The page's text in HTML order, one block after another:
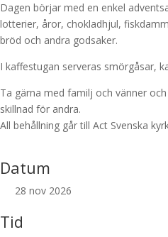
Dagen börjar med en enkel
lotterier, åror, chokladhjul,
bröd och andra godsaker.
I kaffestugan serveras smörgåsar,
Ta gärna med familj och vänner
skillnad för andra.
All behållning går till Act Svenska
Datum
28 nov 2026
Tid